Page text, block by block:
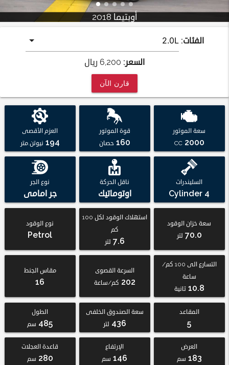
أوبتيما 2018
الفئات:
السعر: 6,200 ريال
قارن الآن
سعة الموتور
2000
CC
قوة الموتور
160 حصان
العزم الأقصى
194 نيوتن.متر
السليندرات
4 Cylinder
ناقل الحركة
اوتوماتيك
نوع الجر
جر امامى
سعة خزان الوقود
70.0 لتر
استهلاك الوقود لكل 100
كم
7.6 لتر
نوع الوقود
Petrol
التسارع الى 100 كم/
ساعة
10.8 ثانية
السرعة القصوى
202 كم/ساعة
مقاس الجنط
16
المقاعد
5
سعة الصندوق الخلفى
436 لتر
الطول
485 سم
العرض
183 سم
الإرتفاع
146 سم
قاعدة العجلات
280 سم